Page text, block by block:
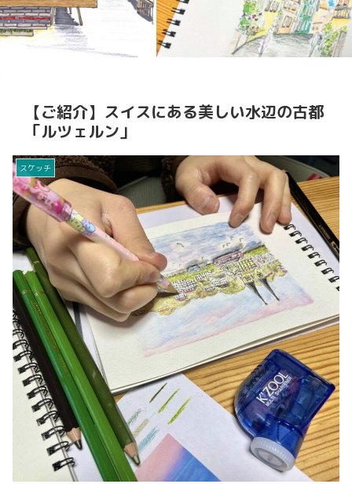
【ご紹介】スイスにある美しい水辺の古都
「ルツェルン」
スケッチ